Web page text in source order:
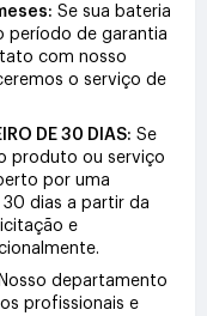
Se sua bateria
período de garantia
com nosso
o serviço de
DE 30 DIAS: Se
produto ou serviço
por uma
dias a partir da
e
Nosso departamento
profissionais e